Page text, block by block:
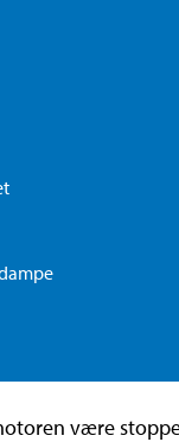
være